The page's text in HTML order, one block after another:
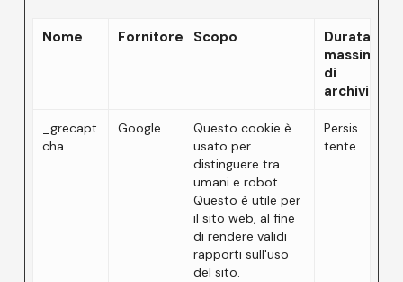
Nome Fornitore Scopo
Durata
massima
di
_grecapt
cha
Google
Questo cookie è
usato per
distinguere tra
umani e robot.
Questo è utile per
il sito web, al fine
di rendere validi
rapporti sull'uso
del sito.
Persis
tente